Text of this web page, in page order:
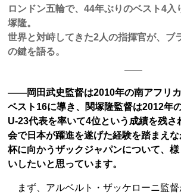
ロンドン五輪で、44年ぶりのベスト4入
塚隆。
世界と対峙してきた2人の指揮官が、ブ
の鍵を語る。
――岡田武史監督は2010年の南アフリ
ベスト16に導き、関塚隆監督は2012年
U-23代表を率いて4位という成績を残さ
会で日本が躍進を遂げた経験を踏まえ
杯に向かうザックジャパンについて、
いしたいと思っています。
まず、アルベルト・ザッケローニ監督